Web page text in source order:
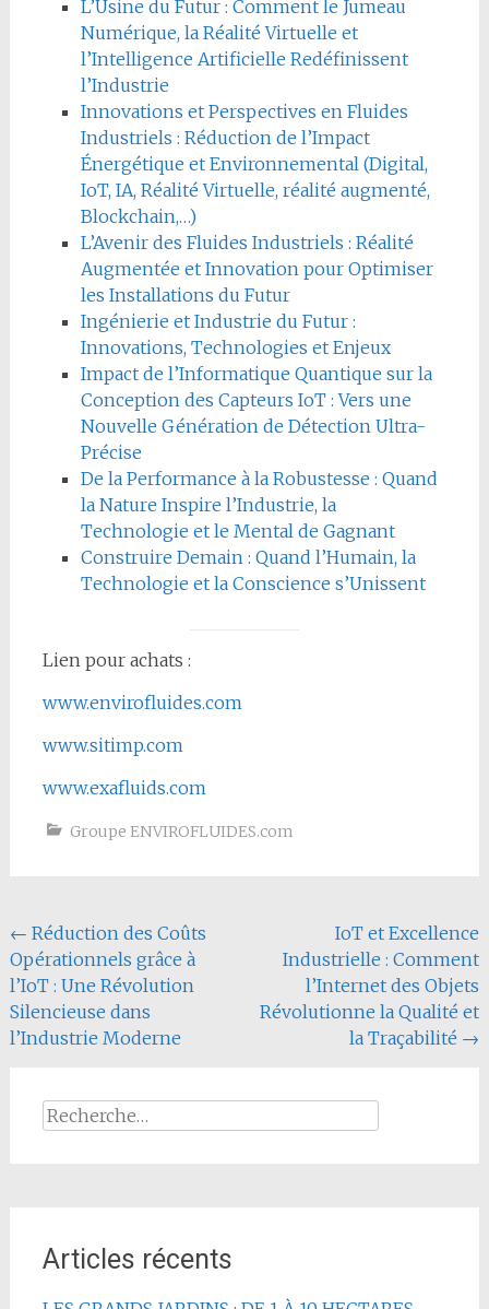
L’Usine du Futur : Comment le Jumeau
Numérique, la Réalité Virtuelle et
l’Intelligence Artificielle Redéfinissent
l’Industrie
Innovations et Perspectives en Fluides
Industriels : Réduction de l’Impact
Énergétique et Environnemental (Digital,
IoT, IA, Réalité Virtuelle, réalité augmenté,
Blockchain,…)
L’Avenir des Fluides Industriels : Réalité
Augmentée et Innovation pour Optimiser
les Installations du Futur
Ingénierie et Industrie du Futur :
Innovations, Technologies et Enjeux
Impact de l’Informatique Quantique sur la
Conception des Capteurs IoT : Vers une
Nouvelle Génération de Détection Ultra-
Précise
De la Performance à la Robustesse : Quand
la Nature Inspire l’Industrie, la
Technologie et le Mental de Gagnant
Construire Demain : Quand l’Humain, la
Technologie et la Conscience s’Unissent
Lien pour achats :
www.envirofluides.com
www.sitimp.com
www.exafluids.com
Groupe ENVIROFLUIDES.com
Navigation
de
l'article
← Réduction des Coûts
Opérationnels grâce à
l’IoT : Une Révolution
Silencieuse dans
l’Industrie Moderne
IoT et Excellence
Industrielle : Comment
l’Internet des Objets
Révolutionne la Qualité et
la Traçabilité →
Rechercher :
Articles récents